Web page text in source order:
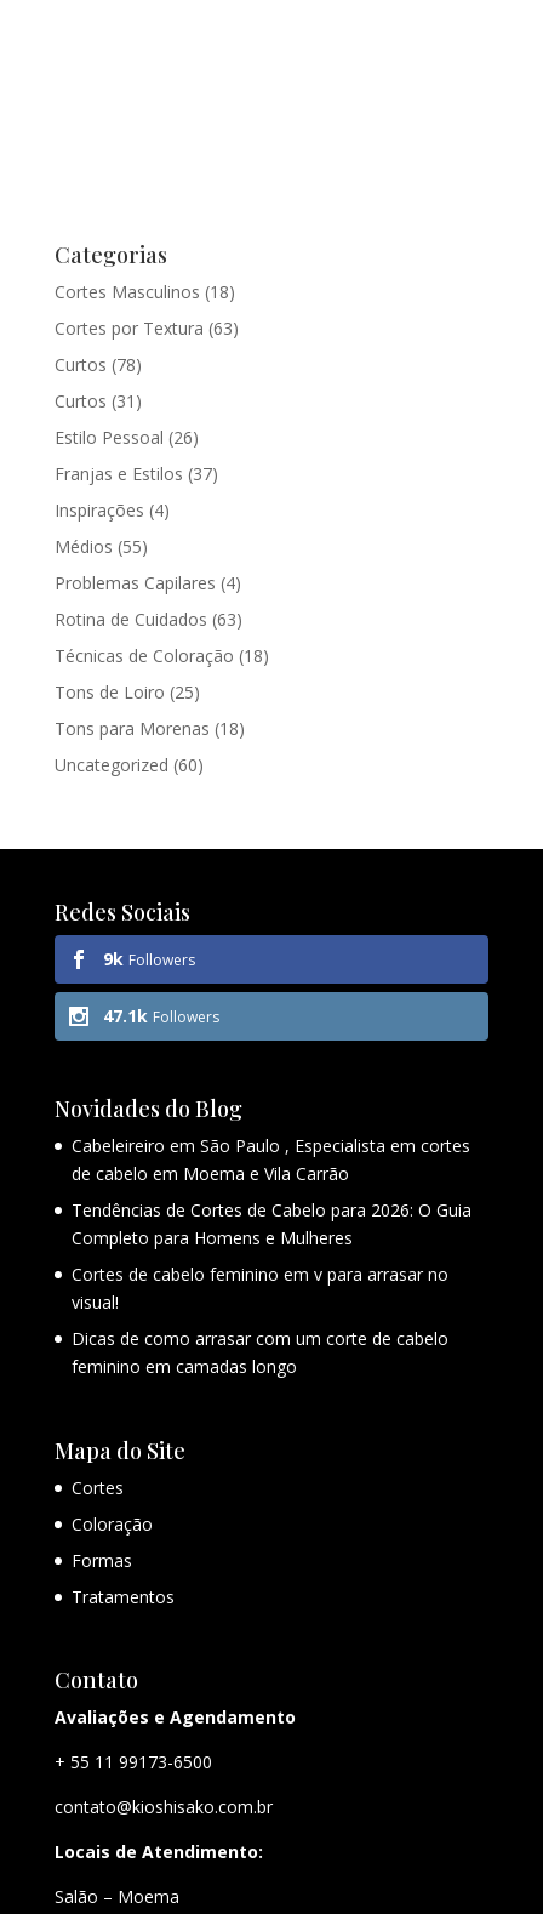
Categorias
Cortes Masculinos (18)
Cortes por Textura (63)
Curtos (78)
Curtos (31)
Estilo Pessoal (26)
Franjas e Estilos (37)
Inspirações (4)
Médios (55)
Problemas Capilares (4)
Rotina de Cuidados (63)
Técnicas de Coloração (18)
Tons de Loiro (25)
Tons para Morenas (18)
Uncategorized (60)
Redes Sociais
9k Followers
47.1k Followers
Novidades do Blog
Cabeleireiro em São Paulo , Especialista em cortes
de cabelo em Moema e Vila Carrão
Tendências de Cortes de Cabelo para 2026: O Guia
Completo para Homens e Mulheres
Cortes de cabelo feminino em v para arrasar no
visual!
Dicas de como arrasar com um corte de cabelo
feminino em camadas longo
Mapa do Site
Cortes
Coloração
Formas
Tratamentos
Contato
Avaliações e Agendamento
+ 55 11 99173-6500
contato@kioshisako.com.br
Locais de Atendimento:
Salão – Moema